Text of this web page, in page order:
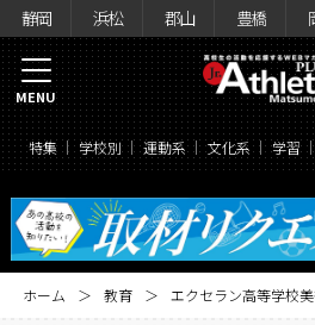
静岡 浜松 郡山 豊橋
特集 学校別 運動系 文化系 学習
MENU
ホーム 教育 エクセラン高等学校